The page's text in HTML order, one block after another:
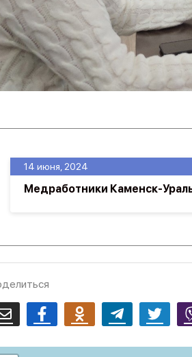
14 июня, 2024
Медработники Каменск-
Email FacebookOdnoklassnikiTelegram Twitter